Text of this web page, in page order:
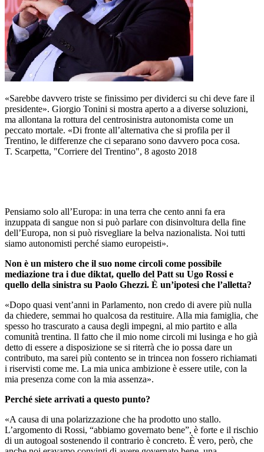
«Sarebbe davvero triste se finissimo per dividerci su chi deve fare il
presidente». Giorgio Tonini si mostra aperto a a diverse soluzioni,
ma allontana la rottura del centrosinistra autonomista come un
peccato mortale. «Di fronte all’alternativa che si profila per il
Trentino, le differenze che ci separano sono davvero poca cosa.
T. Scarpetta, "Corriere del Trentino", 8 agosto 2018
Pensiamo solo all’Europa: in una terra che cento anni fa era
inzuppata di sangue non si può parlare con disinvoltura della fine
dell’Europa, non si può risvegliare la belva nazionalista. Noi tutti
siamo autonomisti perché siamo europeisti».
Non è un mistero che il suo nome circoli come possibile
mediazione tra i due diktat, quello del Patt su Ugo Rossi e
quello della sinistra su Paolo Ghezzi. È un’ipotesi che l’alletta?
«Dopo quasi vent’anni in Parlamento, non credo di avere più nulla
da chiedere, semmai ho qualcosa da restituire. Alla mia famiglia, che
spesso ho trascurato a causa degli impegni, al mio partito e alla
comunità trentina. Il fatto che il mio nome circoli mi lusinga e ho già
detto di essere a disposizione se si riterrà che io possa dare un
contributo, ma sarei più contento se in trincea non fossero richiamati
i riservisti come me. La mia unica ambizione è essere utile, con la
mia presenza come con la mia assenza».
Perché siete arrivati a questo punto?
«A causa di una polarizzazione che ha prodotto uno stallo.
L’argomento di Rossi, “abbiamo governato bene”, è forte e il rischio
di un autogoal sostenendo il contrario è concreto. È vero, però, che